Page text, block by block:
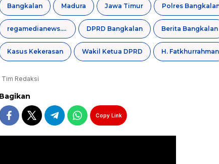
Bangkalan Madura Jawa Timur Polres
regamedianews.com DPRD Bangkalan Berita Bangkalan
Kasus Kekerasan Wakil Ketua DPRD H. Fatkhurrahman
Tim Redaksi
Bagikan
Copy Link